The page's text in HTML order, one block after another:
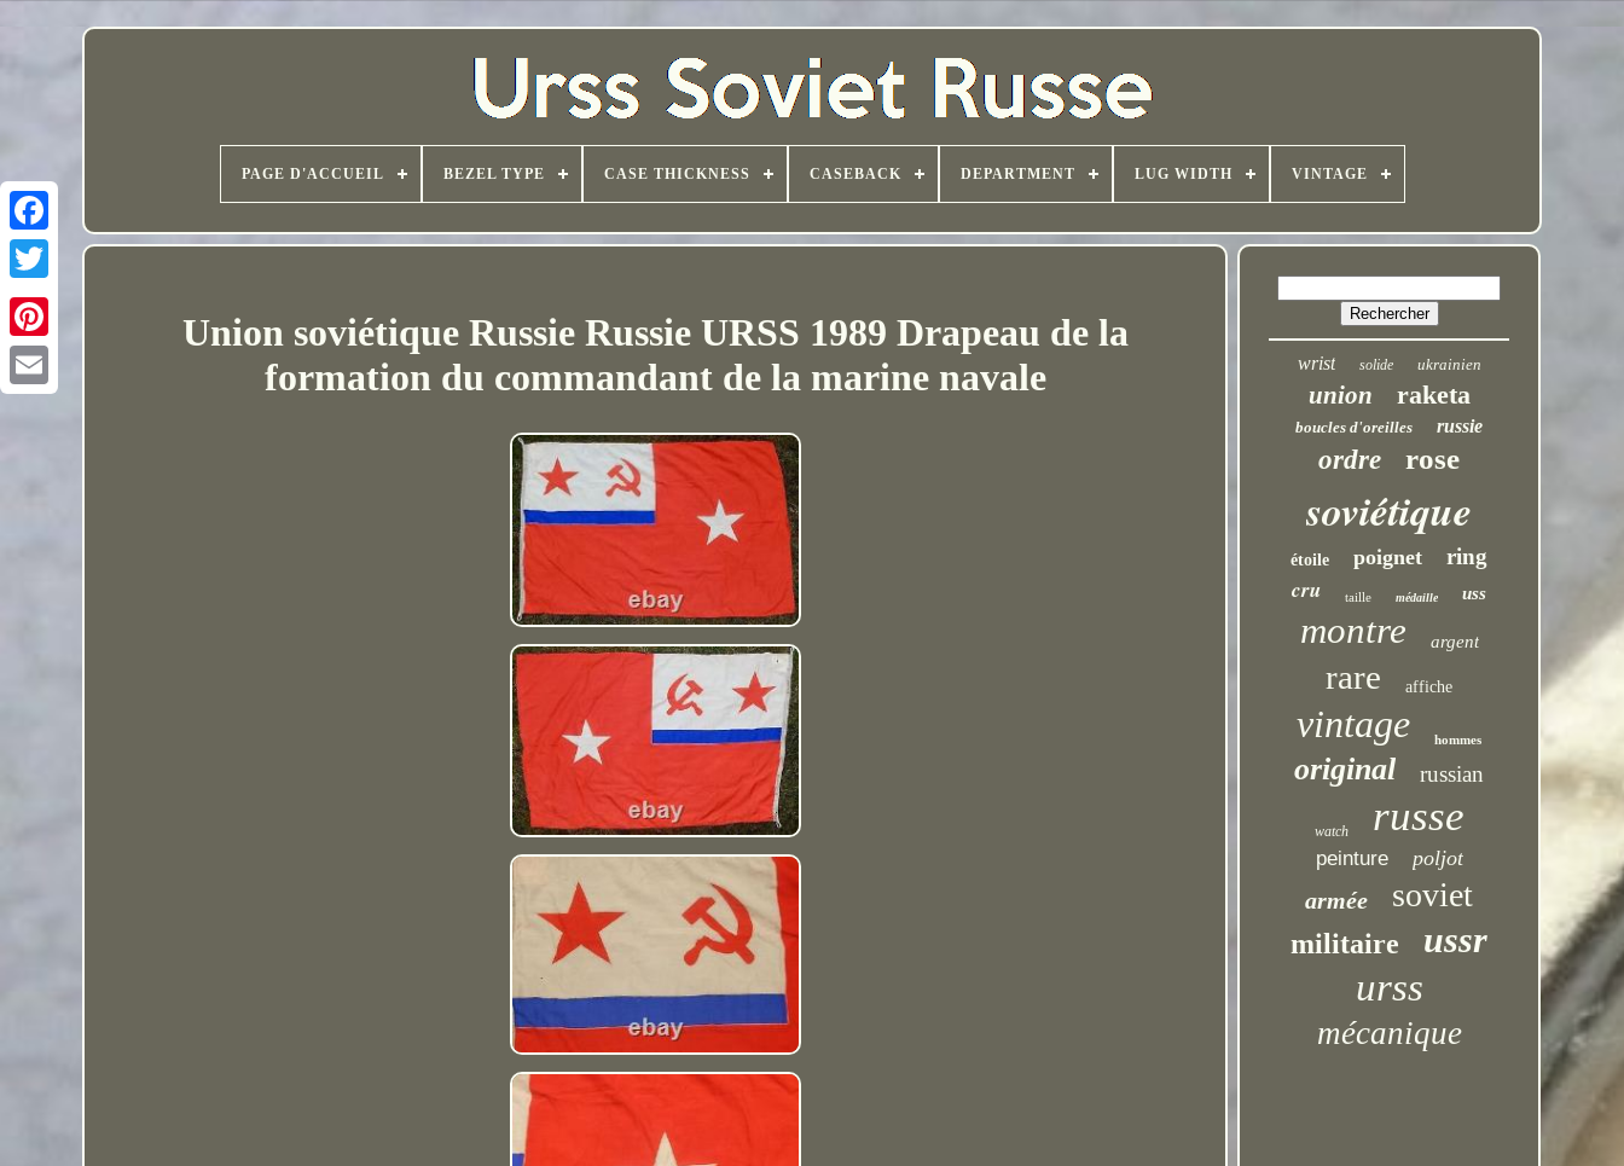
PAGE D'ACCUEIL BEZEL TYPE CASE THICKNESS CASEBACK DEPARTMENT LUG WIDTH VINTAGE
Union soviétique Russie Russie URSS 1989 Drapeau de la
formation du commandant de la marine navale
wrist solide ukrainien
union raketa
boucles d'oreilles russie
ordre rose
soviétique
étoile poignet ring
cru taille médaille uss
montre argent
rare affiche
vintage hommes
original russian
watch russe
peinture poljot
armée soviet
militaire ussr
urss
mécanique